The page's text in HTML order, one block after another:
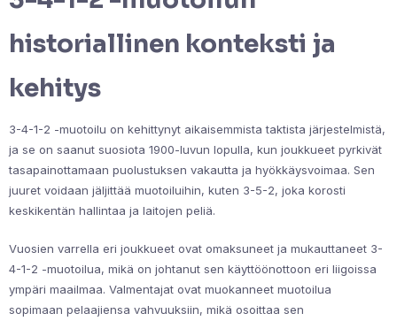
historiallinen konteksti ja
kehitys
3-4-1-2 -muotoilu on kehittynyt aikaisemmista taktista järjestelmistä,
ja se on saanut suosiota 1900-luvun lopulla, kun joukkueet pyrkivät
tasapainottamaan puolustuksen vakautta ja hyökkäysvoimaa. Sen
juuret voidaan jäljittää muotoiluihin, kuten 3-5-2, joka korosti
keskikentän hallintaa ja laitojen peliä.
Vuosien varrella eri joukkueet ovat omaksuneet ja mukauttaneet 3-
4-1-2 -muotoilua, mikä on johtanut sen käyttöönottoon eri liigoissa
ympäri maailmaa. Valmentajat ovat muokanneet muotoilua
sopimaan pelaajiensa vahvuuksiin, mikä osoittaa sen